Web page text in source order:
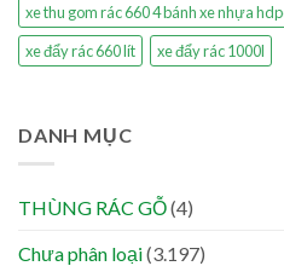
xe thu gom rác 660 4 bánh xe nhựa
xe đẩy rác 660 lít
xe đẩy rác 1000l
DANH MỤC
THÙNG RÁC GỖ(4)
Chưa phân loại(3.197)